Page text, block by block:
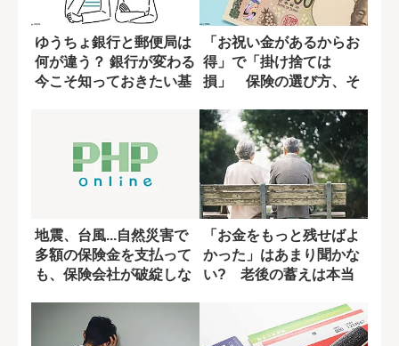
ゆうちょ銀行と郵便局は
何が違う？ 銀行が変わる
今こそ知っておきたい基
「お祝い金があるからお
得」で「掛け捨ては
損」 保険の選び方、そ
地震、台風...自然災害で
多額の保険金を支払って
も、保険会社が破綻しな
「お金をもっと残せばよ
かった」はあまり聞かな
い? 老後の蓄えは本当